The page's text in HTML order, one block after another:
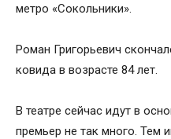
метро «Сокольники».
Роман Григорьевич
ковида в возрасте 84 лет.
В театре сейчас идут в
премьер не так много. Тем